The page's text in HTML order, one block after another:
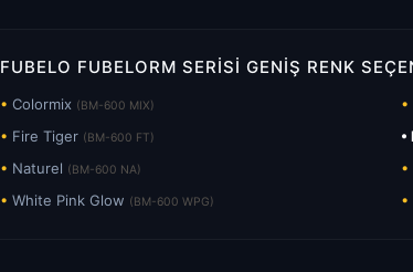
FUBELO FUBELORM SERISI GENIŞ RENK
• Colormix (BM-600 MIX) •
• Fire Tiger (BM-600 FT)
• Naturel (BM-600 NA) •
• White Pink Glow (BM-600 WPG) •